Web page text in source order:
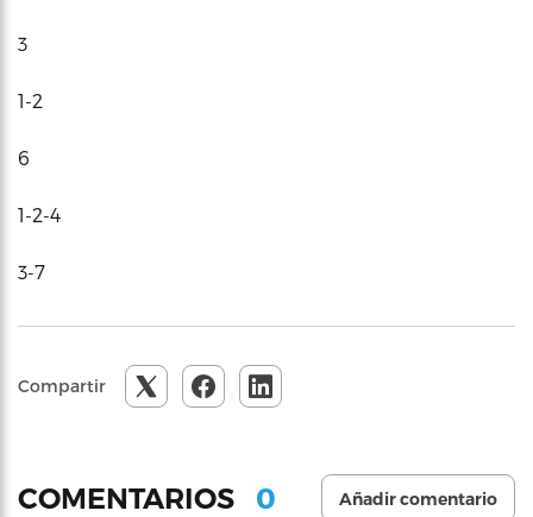
3
1-2
6
1-2-4
3-7
Compartir
COMENTARIOS 0 Añadir comentario